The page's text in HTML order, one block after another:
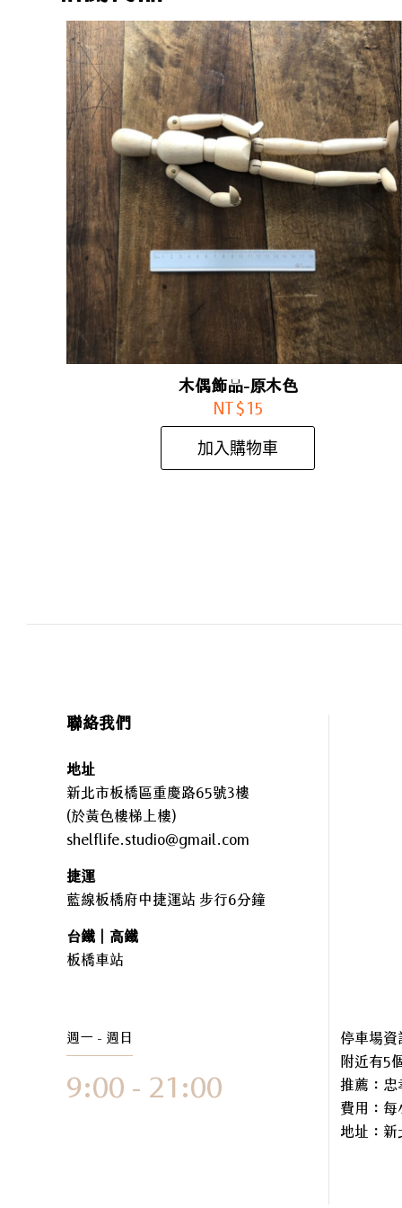
木偶飾品-原木色
NT$ 15
加入購物車
聯絡我們
地址
新北市板橋區重慶路65號3樓
(於黃色樓梯上樓)
shelflife.studio@gmail.com
捷運
藍線板橋府中捷運站 步行6分鐘
台鐵｜高鐵
板橋車站
週一 - 週日
9:00 - 21:00
停車場資
附近有5
推薦：忠
費用：
地址： 新